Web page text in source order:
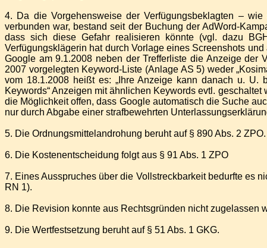
4. Da die Vorgehensweise der Verfügungsbeklagten –
verbunden war, bestand seit der Buchung der AdWord-
dass sich diese Gefahr realisieren könnte (vgl. dazu
Verfügungsklägerin hat durch Vorlage eines Screenshots
Google am 9.1.2008 neben der Trefferliste die Anzeige der
2007 vorgelegten Keyword-Liste (Anlage AS 5) weder
vom 18.1.2008 heißt es: „Ihre Anzeige kann danach u. U.
Keywords“ Anzeigen mit ähnlichen Keywords evtl.
die Möglichkeit offen, dass Google automatisch die Suche
nur durch Abgabe einer strafbewehrten
5. Die Ordnungsmittelandrohung beruht auf § 890 Abs. 2 ZPO.
6. Die Kostenentscheidung folgt aus § 91 Abs. 1 ZPO
7. Eines Ausspruches über die Vollstreckbarkeit bedurfte es
RN 1).
8. Die Revision konnte aus Rechtsgründen nicht zugelassen
9. Die Wertfestsetzung beruht auf § 51 Abs. 1 GKG.